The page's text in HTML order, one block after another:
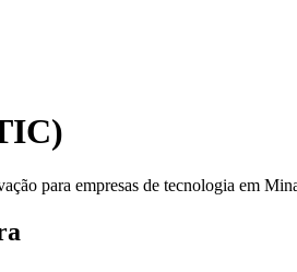
para empresas de tecnologia em